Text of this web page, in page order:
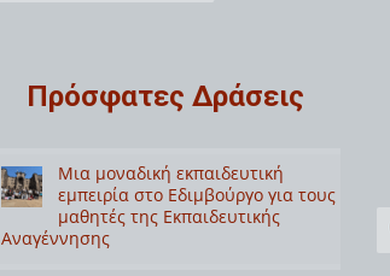
Πρόσφατες Δράσεις
Μια μοναδική εκπαιδευτική
εμπειρία στο Εδιμβούργο για τους
μαθητές της Εκπαιδευτικής
Αναγέννησης